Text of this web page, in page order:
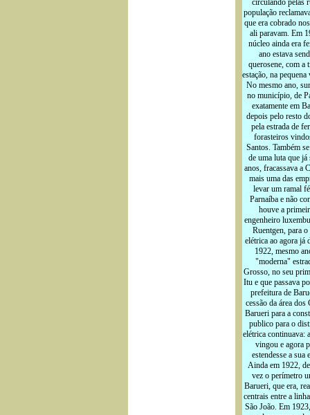
circulando pelas
população
que era cobrado
ali paravam. Em
núcleo ainda era
ano estava
querosene, com a
estação, na
No mesmo ano,
no município, de
exatamente em
depois pelo resto
pela estrada de
forasteiros
Santos. Também
de uma luta que
anos, fracassava a
mais uma das
levar um ramal
Parnaíba e não
houve a
engenheiro
Ruentgen, para
elétrica ao agora já
1922, mesmo
"moderna"
Grosso, no seu
Itu e que passava
prefeitura de
cessão da área dos
Barueri para a
publico para o
elétrica continuava:
vingou e agora
estendesse a sua
Ainda em 1922,
vez o perímetro
Barueri, que era,
centrais entre a
São João. Em